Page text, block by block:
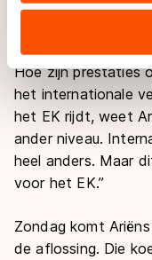
verstrekt of die zij
Sommige partners
landen buiten de
adequaat
Door op ‘Toestaan’
overdracht. Meer
goeien die
Hoe zijn prestaties
het internationale
het EK rijdt, weet
ander niveau.
heel anders. Maar
voor het EK.”
Zondag komt
de aflossing. Die